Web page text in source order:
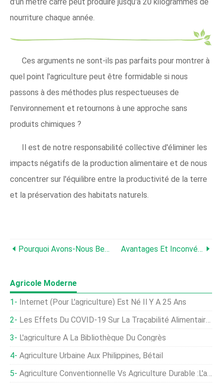
nourriture chaque année.
Ces arguments ne sont-ils pas parfaits pour montrer à
quel point l'agriculture peut être formidable si nous
passons à des méthodes plus respectueuses de
l'environnement et retournons à une approche sans
produits chimiques ?
Il est de notre responsabilité collective d'éliminer les
impacts négatifs de la production alimentaire et de nous
concentrer sur l'équilibre entre la productivité de la terre
et la préservation des habitats naturels.
Pourquoi Avons-Nous Besoin De Sols Pour La Vie ? Avantages Et Inconvénients De L'agriculture Sans Labour
Agricole Moderne
Internet (pour L'agriculture) Est Né Il Y A 25 Ans
Les Effets Du COVID-19 Sur La Traçabilité Alimentaire Et Agricole
L'agriculture À La Bibliothèque Du Congrès
Agriculture Urbaine Aux Philippines, Bétail
Agriculture Conventionnelle Vs Agriculture Durable :l'agriculture Durable Peut-Elle Nourrir Le Monde ?